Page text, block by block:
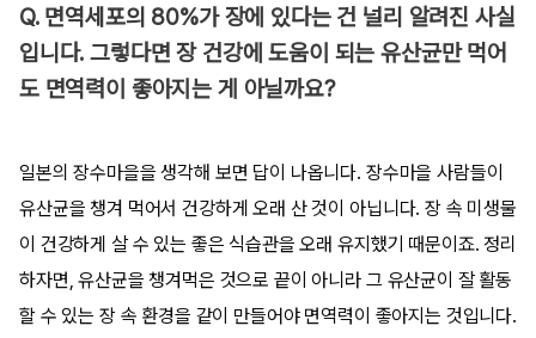
Q. 면역세포의 80%가 장에 있다는 건 널리 알려진 사실
입니다. 그렇다면 장 건강에 도움이 되는 유산균만 먹어
도 면역력이 좋아지는 게 아닐까요?
일본의 장수마을을 생각해 보면 답이 나옵니다. 장수마을 사람들이
유산균을 챙겨 먹어서 건강하게 오래 산 것이 아닙니다. 장 속 미생물
이 건강하게 살 수 있는 좋은 식습관을 오래 유지했기 때문이죠. 정리
하자면, 유산균을 챙겨먹은 것으로 끝이 아니라 그 유산균이 잘 활동
할 수 있는 장 속 환경을 같이 만들어야 면역력이 좋아지는 것입니다.